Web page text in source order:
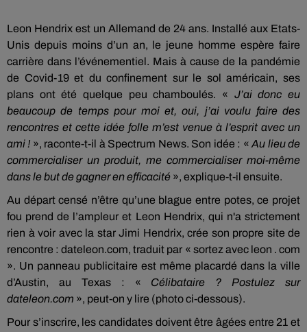
Leon Hendrix est un Allemand de 24 ans. Installé aux Etats-
Unis depuis moins d’un an, le jeune homme espère faire
carrière dans l’événementiel. Mais à cause de la pandémie
de Covid-19 et du confinement sur le sol américain, ses
plans ont été quelque peu chamboulés. « J’ai donc eu
beaucoup de temps pour moi et, oui, j’ai voulu faire des
rencontres et cette idée folle m’est venue à l’esprit avec un
ami ! », raconte-t-il à Spectrum News. Son idée : «Au lieu de
commercialiser un produit, me commercialiser moi-même
dans le but de gagner en efficacité », explique-t-il ensuite.
Au départ censé n’être qu’une blague entre potes, ce projet
fou prend de l’ampleur et Leon Hendrix, qui n'a strictement
rien à voir avec la star Jimi Hendrix, crée son propre site de
rencontre : dateleon.com, traduit par « sortez avec leon . com
». Un panneau publicitaire est même placardé dans la ville
d’Austin, au Texas : « Célibataire ? Postulez sur
dateleon.com », peut-on y lire (photo ci-dessous).
Pour s’inscrire, les candidates doivent être âgées entre 21 et